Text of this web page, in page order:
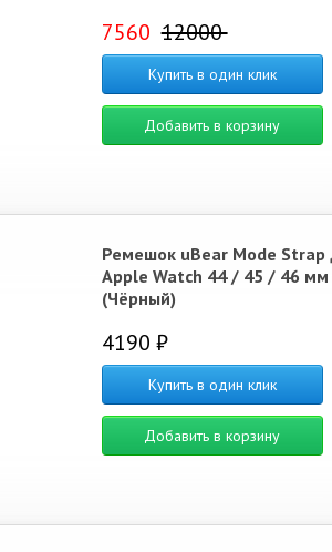
7560 12000
Купить в один клик
Добавить в корзину
Ремешок uBear Mode Strap
Apple Watch 44 / 45 / 46 мм
(Чёрный)
4190 ₽
Купить в один клик
Добавить в корзину